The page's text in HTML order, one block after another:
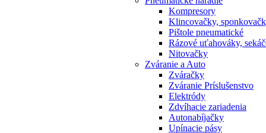
Kompresory
Klincovačky,
Pištole pneumatické
Rázové uťahováky,
Nitovačky
Zváranie a Auto
Zváračky
Zváranie Príslušenstvo
Elektródy
Zdvíhacie zariadenia
Autonabíjačky
Upínacie pásy